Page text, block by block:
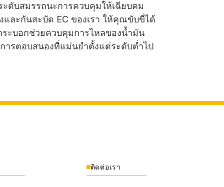
ดับสมรรถนะการควบคุมให้เฉียบคม
ละกันสะบัด EC ของเรา ให้คุณขับขี่ได้
ะบอกช่วยควบคุมการไหลของน้ำมัน
ารตอบสนองที่แม่นยำตั้งแต่ระดับต่ำไป
ติดต่อเรา